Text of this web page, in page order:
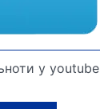
у youtube